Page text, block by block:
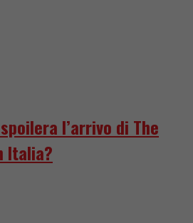
l’arrivo di The
Italia?